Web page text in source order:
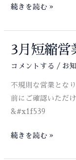
ち
み
が
で
す
本
の
ケ
に
「さ
く
の
続きを読む »
3月短縮営
コメントする / お
不規則な営業とな
前にご確認いただ
&#x1f539
3
続きを読む »